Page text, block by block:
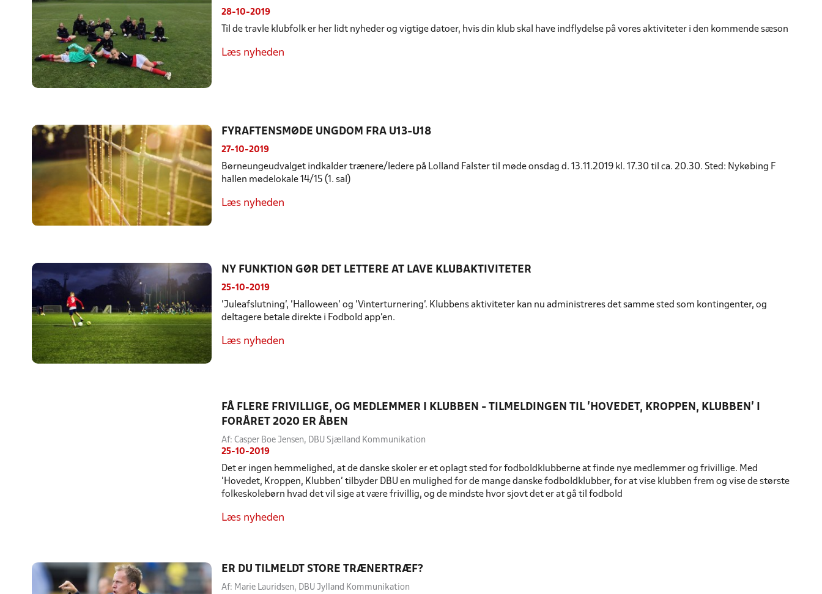
28-10-2019
Til de travle klubfolk er her lidt nyheder og vigtige datoer, hvis din klub skal have indflydelse på vores aktiviteter i den kommende sæson
Læs nyheden
FYRAFTENSMØDE UNGDOM FRA U13-U18
27-10-2019
Børneungeudvalget indkalder trænere/ledere på Lolland Falster til møde onsdag d. 13.11.2019 kl. 17.30 til ca. 20.30. Sted: Nykøbing F
hallen mødelokale 14/15 (1. sal)
Læs nyheden
NY FUNKTION GØR DET LETTERE AT LAVE KLUBAKTIVITETER
25-10-2019
'Juleafslutning', 'Halloween' og 'Vinterturnering'. Klubbens aktiviteter kan nu administreres det samme sted som kontingenter, og
deltagere betale direkte i Fodbold app’en.
Læs nyheden
FÅ FLERE FRIVILLIGE, OG MEDLEMMER I KLUBBEN - TILMELDINGEN TIL 'HOVEDET, KROPPEN, KLUBBEN' I
FORÅRET 2020 ER ÅBEN
Af: Casper Boe Jensen, DBU Sjælland Kommunikation
25-10-2019
Det er ingen hemmelighed, at de danske skoler er et oplagt sted for fodboldklubberne at finde nye medlemmer og frivillige. Med
'Hovedet, Kroppen, Klubben' tilbyder DBU en mulighed for de mange danske fodboldklubber, for at vise klubben frem og vise de største
folkeskolebørn hvad det vil sige at være frivillig, og de mindste hvor sjovt det er at gå til fodbold
Læs nyheden
ER DU TILMELDT STORE TRÆNERTRÆF?
Af: Marie Lauridsen, DBU Jylland Kommunikation